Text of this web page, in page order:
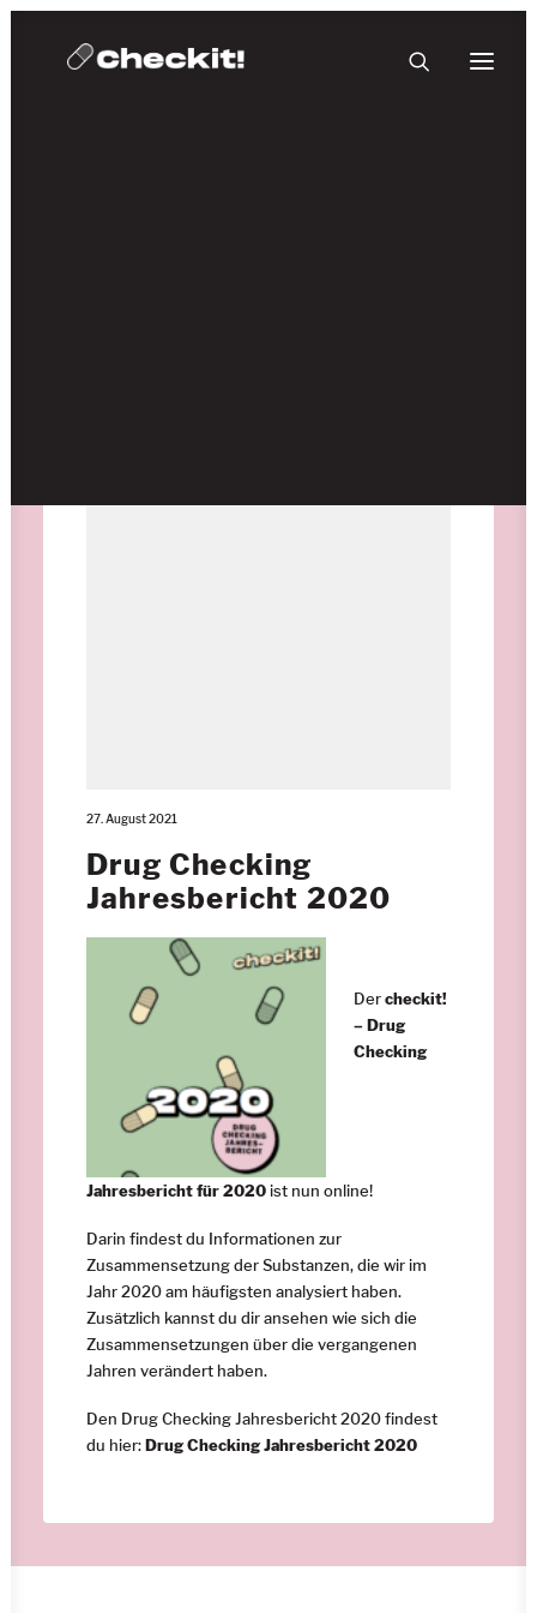
27. August 2021
Drug Checking
Jahresbericht 2020
Dercheckit!
– Drug
Checking
Jahresbericht für 2020 ist nun online!
Darin findest du Informationen zur
Zusammensetzung der Substanzen, die wir im
Jahr 2020 am häufigsten analysiert haben.
Zusätzlich kannst du dir ansehen wie sich die
Zusammensetzungen über die vergangenen
Jahren verändert haben.
Den Drug Checking Jahresbericht 2020 findest
du hier:Drug Checking Jahresbericht 2020